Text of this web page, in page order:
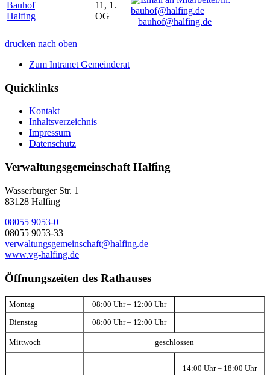
Bauhof
Halfing
11, 1.
OG
bauhof@halfing.de
drucken nach oben
Zum Intranet Gemeinderat
Quicklinks
Kontakt
Inhaltsverzeichnis
Impressum
Datenschutz
Verwaltungsgemeinschaft Halfing
Wasserburger Str. 1
83128 Halfing
08055 9053-0
08055 9053-33
verwaltungsgemeinschaft@halfing.de
www.vg-halfing.de
Öffnungszeiten des Rathauses
Montag 08:00 Uhr – 12:00 Uhr
Dienstag 08:00 Uhr – 12:00 Uhr
Mittwoch geschlossen
14:00 Uhr – 18:00 Uhr